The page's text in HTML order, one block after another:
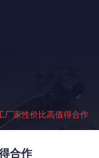
厂家性价比高值得合作
合作